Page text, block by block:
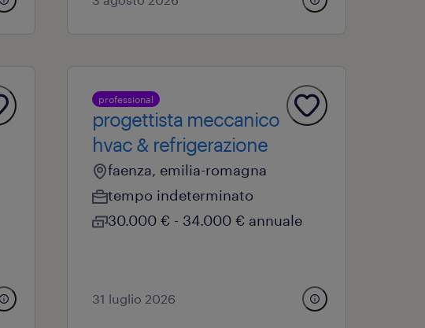
professional
progettista meccanico
hvac & refrigerazione
faenza, emilia-romagna
tempo indeterminato
30.000 € - 34.000 € annuale
31 luglio 2026